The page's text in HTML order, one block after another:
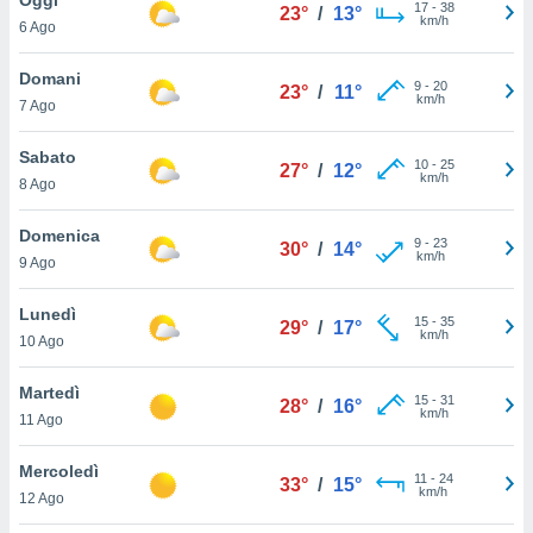
è
al sito
di
ci
di
il
un
la
nella
6 Ago
23° / 13° 17- 38
km/h
Domani
7 Ago
23° / 11° 9- 20
km/h
Sabato
8 Ago
27° / 12° 10- 25
km/h
Domenica
9 Ago
30° / 14° 9- 23
km/h
Lunedì
10 Ago
29° / 17° 15- 35
km/h
Martedì
11 Ago
28° / 16° 15- 31
km/h
Mercoledì
12 Ago
33° / 15° 11 - 24
km/h